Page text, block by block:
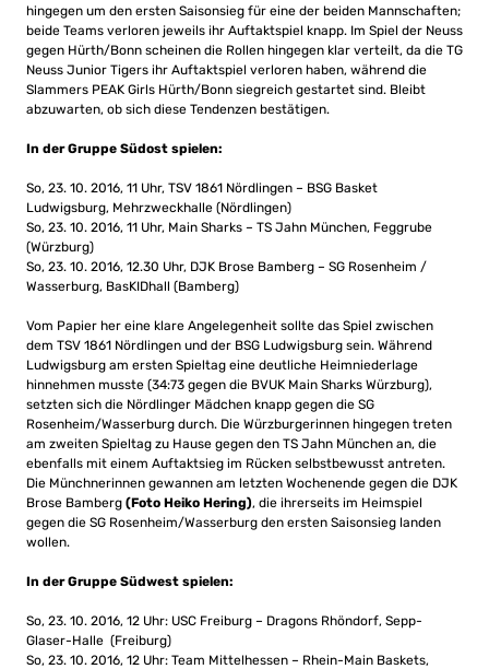
hingegen um den ersten Saisonsieg für eine der beiden Mannschaften;
beide Teams verloren jeweils ihr Auftaktspiel knapp. Im Spiel der Neuss
gegen Hürth/Bonn scheinen die Rollen hingegen klar verteilt, da die TG
Neuss Junior Tigers ihr Auftaktspiel verloren haben, während die
Slammers PEAK Girls Hürth/Bonn siegreich gestartet sind. Bleibt
abzuwarten, ob sich diese Tendenzen bestätigen.
In der Gruppe Südost spielen:
So, 23. 10. 2016, 11 Uhr, TSV 1861 Nördlingen – BSG Basket
Ludwigsburg, Mehrzweckhalle (Nördlingen)
So, 23. 10. 2016, 11 Uhr, Main Sharks – TS Jahn München, Feggrube
(Würzburg)
So, 23. 10. 2016, 12.30 Uhr, DJK Brose Bamberg – SG Rosenheim /
Wasserburg, BasKIDhall (Bamberg)
Vom Papier her eine klare Angelegenheit sollte das Spiel zwischen
dem TSV 1861 Nördlingen und der BSG Ludwigsburg sein. Während
Ludwigsburg am ersten Spieltag eine deutliche Heimniederlage
hinnehmen musste (34:73 gegen die BVUK Main Sharks Würzburg),
setzten sich die Nördlinger Mädchen knapp gegen die SG
Rosenheim/Wasserburg durch. Die Würzburgerinnen hingegen treten
am zweiten Spieltag zu Hause gegen den TS Jahn München an, die
ebenfalls mit einem Auftaktsieg im Rücken selbstbewusst antreten.
Die Münchnerinnen gewannen am letzten Wochenende gegen die DJK
Brose Bamberg (Foto Heiko Hering), die ihrerseits im Heimspiel
gegen die SG Rosenheim/Wasserburg den ersten Saisonsieg landen
wollen.
In der Gruppe Südwest spielen:
So, 23. 10. 2016, 12 Uhr: USC Freiburg – Dragons Rhöndorf, Sepp-
Glaser-Halle (Freiburg)
So, 23. 10. 2016, 12 Uhr: Team Mittelhessen – Rhein-Main Baskets,